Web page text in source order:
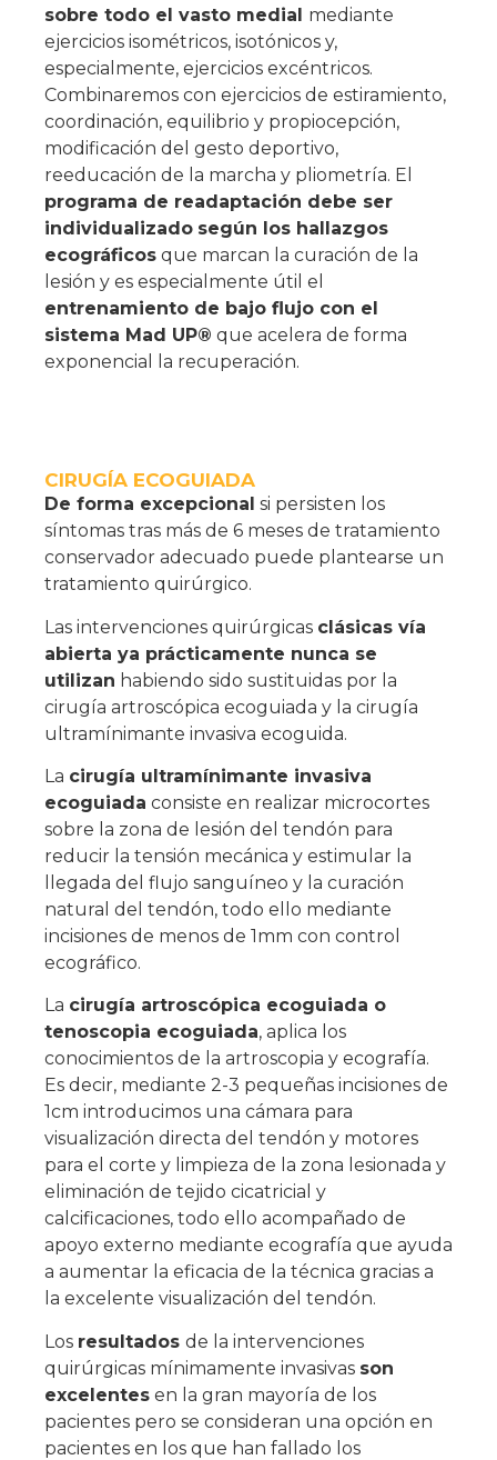
sobre todo el vasto medial mediante
ejercicios isométricos, isotónicos y,
especialmente, ejercicios excéntricos.
Combinaremos con ejercicios de estiramiento,
coordinación, equilibrio y propiocepción,
modificación del gesto deportivo,
reeducación de la marcha y pliometría. El
programa de readaptación debe ser
individualizado según los hallazgos
ecográficos que marcan la curación de la
lesión y es especialmente útil el
entrenamiento de bajo flujo con el
sistema Mad UP® que acelera de forma
exponencial la recuperación.
CIRUGÍA ECOGUIADA
De forma excepcional si persisten los
síntomas tras más de 6 meses de tratamiento
conservador adecuado puede plantearse un
tratamiento quirúrgico.
Las intervenciones quirúrgicas clásicas vía
abierta ya prácticamente nunca se
utilizan habiendo sido sustituidas por la
cirugía artroscópica ecoguiada y la cirugía
ultramínimante invasiva ecoguida.
La cirugía ultramínimante invasiva
ecoguiada consiste en realizar microcortes
sobre la zona de lesión del tendón para
reducir la tensión mecánica y estimular la
llegada del flujo sanguíneo y la curación
natural del tendón, todo ello mediante
incisiones de menos de 1mm con control
ecográfico.
La cirugía artroscópica ecoguiada o
tenoscopia ecoguiada, aplica los
conocimientos de la artroscopia y ecografía.
Es decir, mediante 2-3 pequeñas incisiones de
1cm introducimos una cámara para
visualización directa del tendón y motores
para el corte y limpieza de la zona lesionada y
eliminación de tejido cicatricial y
calcificaciones, todo ello acompañado de
apoyo externo mediante ecografía que ayuda
a aumentar la eficacia de la técnica gracias a
la excelente visualización del tendón.
Los resultados de la intervenciones
quirúrgicas mínimamente invasivas son
excelentes en la gran mayoría de los
pacientes pero se consideran una opción en
pacientes en los que han fallado los